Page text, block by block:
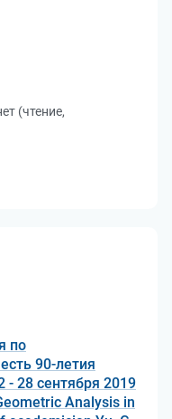
(чтение,
по
90-летия
28 сентября 2019
Analysis in